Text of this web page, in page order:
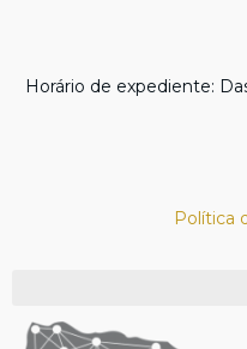
Horário de expediente:
Política